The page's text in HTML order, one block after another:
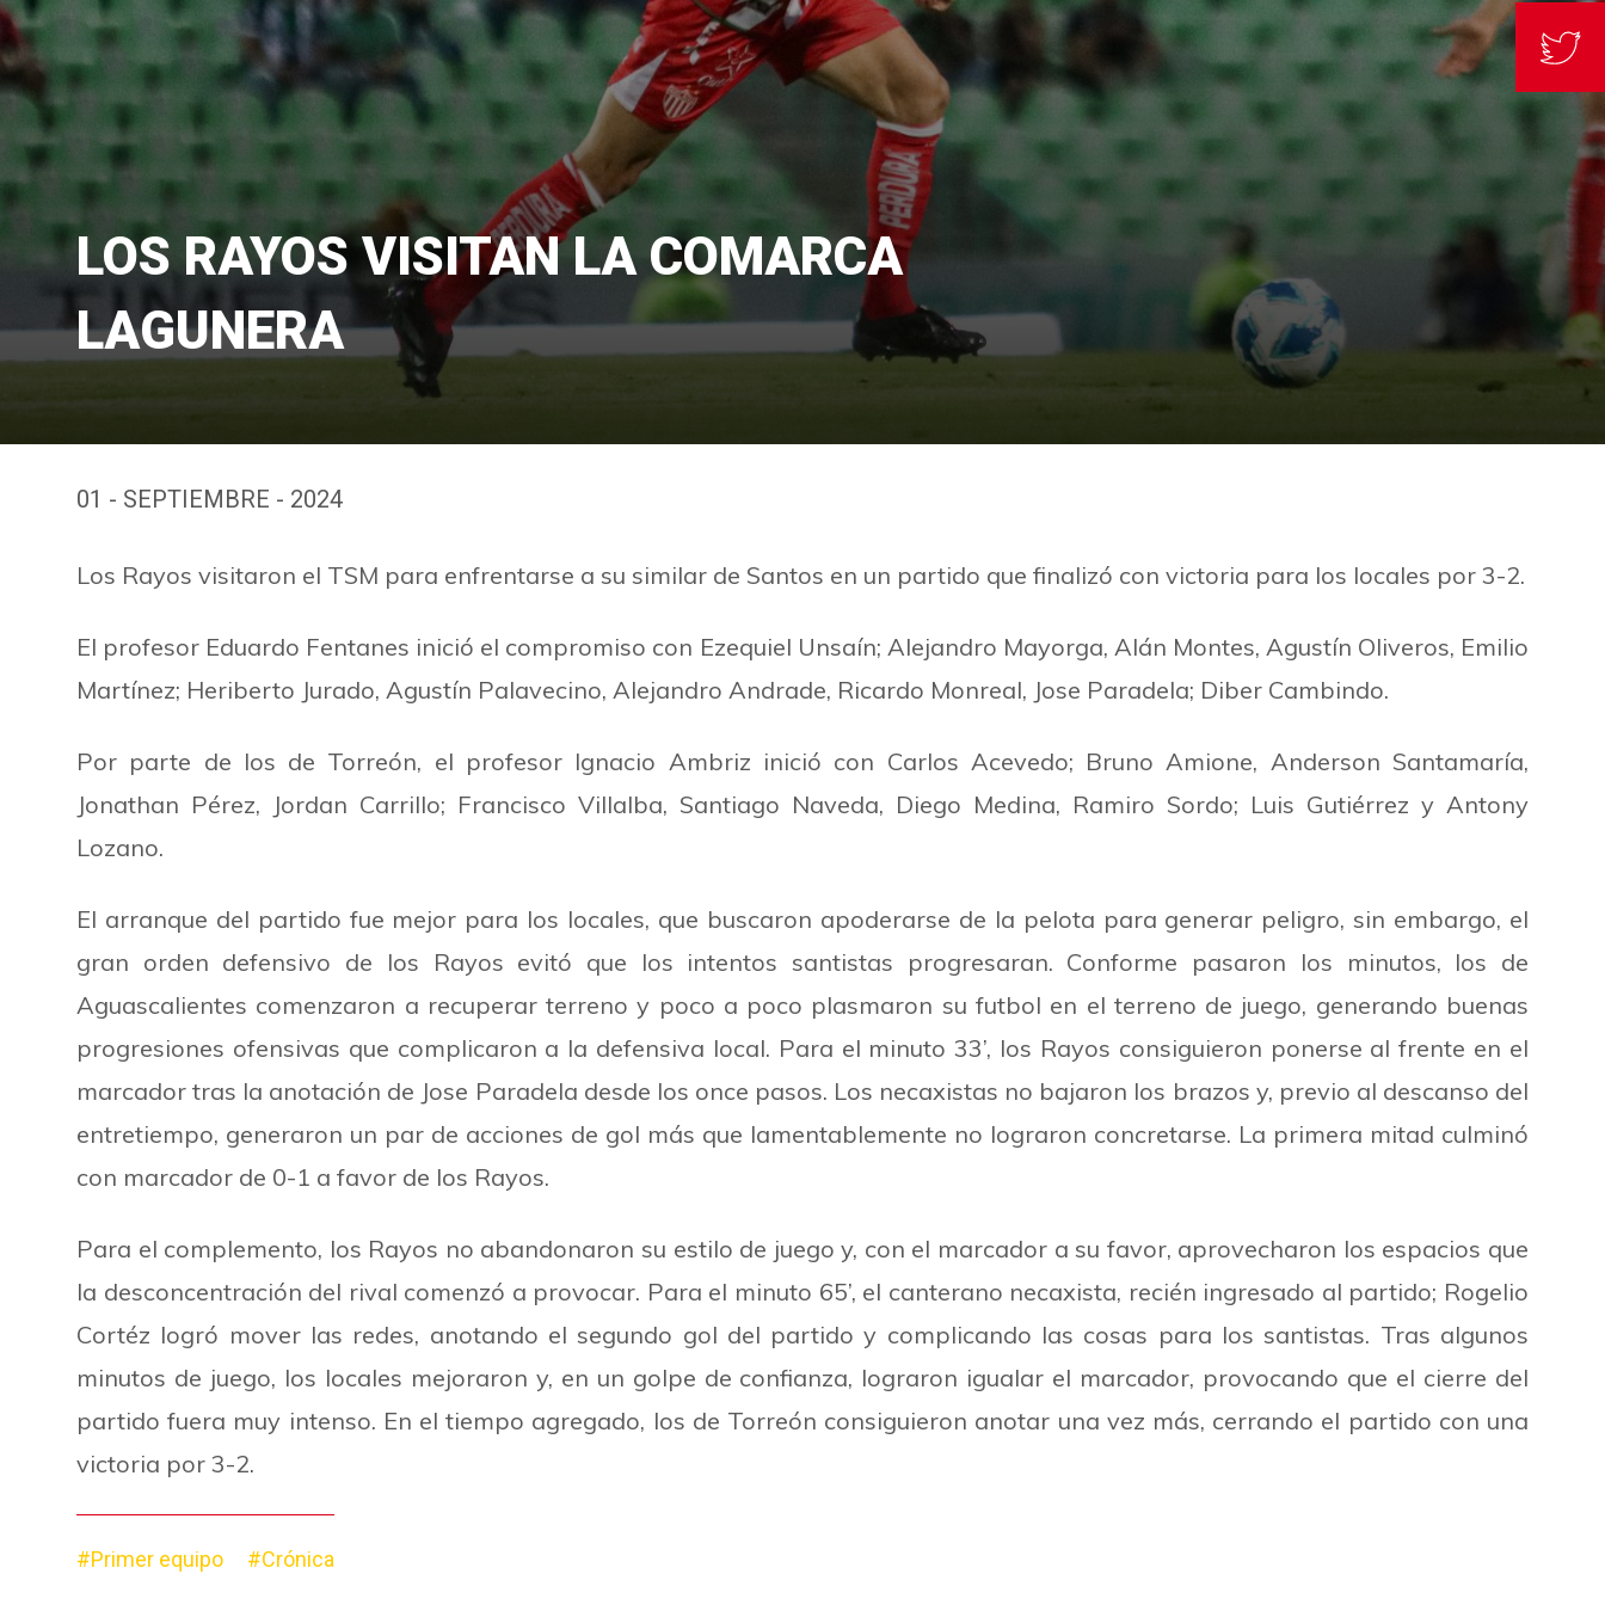
LOS RAYOS VISITAN LA COMARCA
LAGUNERA
01 - SEPTIEMBRE - 2024
Los Rayos visitaron el TSM para enfrentarse a su similar de Santos en un partido que finalizó con victoria para los locales por 3-2.
El profesor Eduardo Fentanes inició el compromiso con Ezequiel Unsaín; Alejandro Mayorga, Alán Montes, Agustín Oliveros, Emilio
Martínez; Heriberto Jurado, Agustín Palavecino, Alejandro Andrade, Ricardo Monreal, Jose Paradela; Diber Cambindo.
Por parte de los de Torreón, el profesor Ignacio Ambriz inició con Carlos Acevedo; Bruno Amione, Anderson Santamaría,
Jonathan Pérez, Jordan Carrillo; Francisco Villalba, Santiago Naveda, Diego Medina, Ramiro Sordo; Luis Gutiérrez y Antony
Lozano.
El arranque del partido fue mejor para los locales, que buscaron apoderarse de la pelota para generar peligro, sin embargo, el
gran orden defensivo de los Rayos evitó que los intentos santistas progresaran. Conforme pasaron los minutos, los de
Aguascalientes comenzaron a recuperar terreno y poco a poco plasmaron su futbol en el terreno de juego, generando buenas
progresiones ofensivas que complicaron a la defensiva local. Para el minuto 33’, los Rayos consiguieron ponerse al frente en el
marcador tras la anotación de Jose Paradela desde los once pasos. Los necaxistas no bajaron los brazos y, previo al descanso del
entretiempo, generaron un par de acciones de gol más que lamentablemente no lograron concretarse. La primera mitad culminó
con marcador de 0-1 a favor de los Rayos.
Para el complemento, los Rayos no abandonaron su estilo de juego y, con el marcador a su favor, aprovecharon los espacios que
la desconcentración del rival comenzó a provocar. Para el minuto 65’, el canterano necaxista, recién ingresado al partido; Rogelio
Cortéz logró mover las redes, anotando el segundo gol del partido y complicando las cosas para los santistas. Tras algunos
minutos de juego, los locales mejoraron y, en un golpe de confianza, lograron igualar el marcador, provocando que el cierre del
partido fuera muy intenso. En el tiempo agregado, los de Torreón consiguieron anotar una vez más, cerrando el partido con una
victoria por 3-2.
#Primer equipo #Crónica